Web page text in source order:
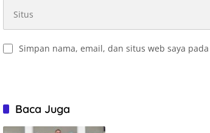
Simpan nama, email, dan situs web saya
Baca Juga